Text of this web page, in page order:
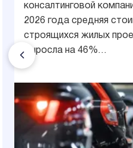
консалтинговой
2026 года средняя
строящихся жилых
выросла на 46%…